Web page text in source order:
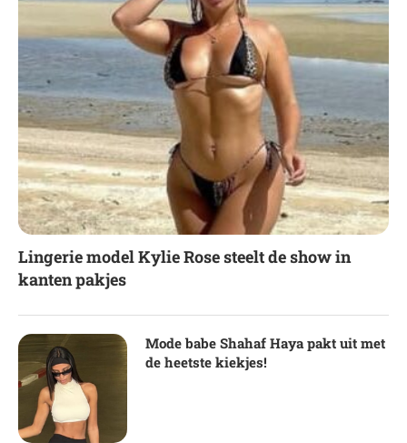
Lingerie model Kylie Rose steelt de show in
kanten pakjes
Mode babe Shahaf Haya pakt uit met
de heetste kiekjes!